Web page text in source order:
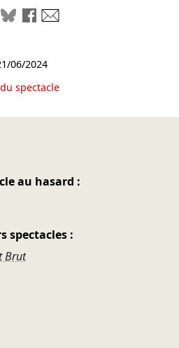
le liensur LinkedIn
Partager sur Mastodon
Partager sur Bluesky
Partager sur Facebook
06/2024
spectacle
au hasard :
spectacles :
Brut